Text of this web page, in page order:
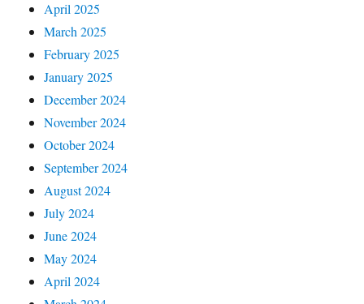
April 2025
March 2025
February 2025
January 2025
December 2024
November 2024
October 2024
September 2024
August 2024
July 2024
June 2024
May 2024
April 2024